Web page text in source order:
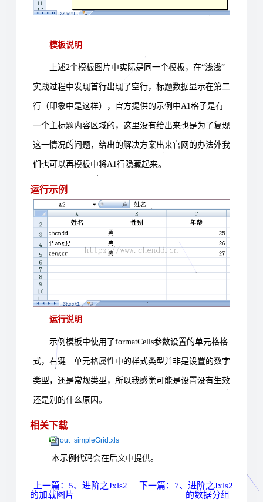
模板说明
上述2个模板图片中实际是同一个模板，在“浅浅”
实践过程中发现首行出现了空行，标题数据显示在第二
行（印象中是这样），官方提供的示例中A1格子是有
一个主标题内容区域的，这里没有给出来也是为了复现
这一情况的问题，给出的解决方案出来官网的办法外我
们也可以再模板中将A1行隐藏起来。
运行示例
运行说明
示例模板中使用了formatCells参数设置的单元格格
式，右键—单元格属性中的样式类型并非是设置的数字
类型，还是常规类型，所以我感觉可能是设置没有生效
还是别的什么原因。
相关下载
out_simpleGrid.xls
本示例代码会在后文中提供。
上一篇：5、进阶之Jxls2
的加载图片
下一篇：7、进阶之Jxls2
的数据分组